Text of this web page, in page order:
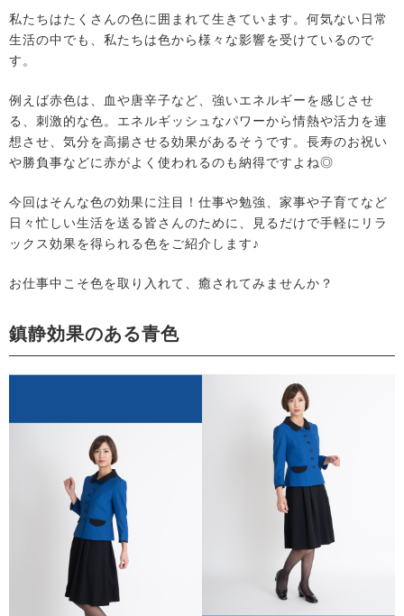
私たちはたくさんの色に囲まれて生きています。何気ない日常
生活の中でも、私たちは色から様々な影響を受けているので
す。
例えば赤色は、血や唐辛子など、強いエネルギーを感じさせ
る、刺激的な色。エネルギッシュなパワーから情熱や活力を連
想させ、気分を高揚させる効果があるそうです。長寿のお祝い
や勝負事などに赤がよく使われるのも納得ですよね◎
今回はそんな色の効果に注目！仕事や勉強、家事や子育てなど
日々忙しい生活を送る皆さんのために、見るだけで手軽にリラ
ックス効果を得られる色をご紹介します♪
お仕事中こそ色を取り入れて、癒されてみませんか？
鎮静効果のある青色